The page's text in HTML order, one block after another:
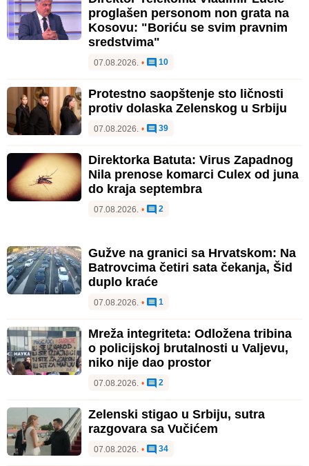
proglašen personom non grata na
Kosovu: "Boriću se svim pravnim
sredstvima"
07.08.2026. • 10
Protestno saopštenje sto ličnosti
protiv dolaska Zelenskog u Srbiju
07.08.2026. • 39
Direktorka Batuta: Virus Zapadnog
Nila prenose komarci Culex od juna
do kraja septembra
07.08.2026. • 2
Gužve na granici sa Hrvatskom: Na
Batrovcima četiri sata čekanja, Šid
duplo kraće
07.08.2026. • 1
Mreža integriteta: Odložena tribina
o policijskoj brutalnosti u Valjevu,
niko nije dao prostor
07.08.2026. • 2
Zelenski stigao u Srbiju, sutra
razgovara sa Vučićem
07.08.2026. • 34